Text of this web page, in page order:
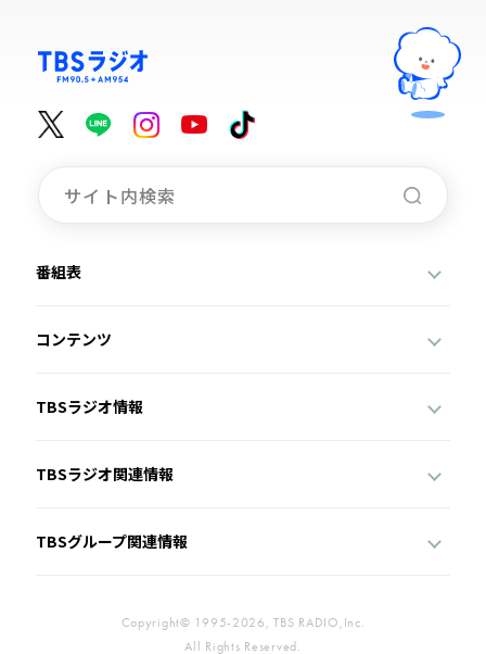
番組表
コンテンツ
TBSラジオ情報
TBSラジオ関連情報
TBSグループ関連情報
Copyright© 1995-2026, TBS RADIO,Inc.
All Rights Reserved.